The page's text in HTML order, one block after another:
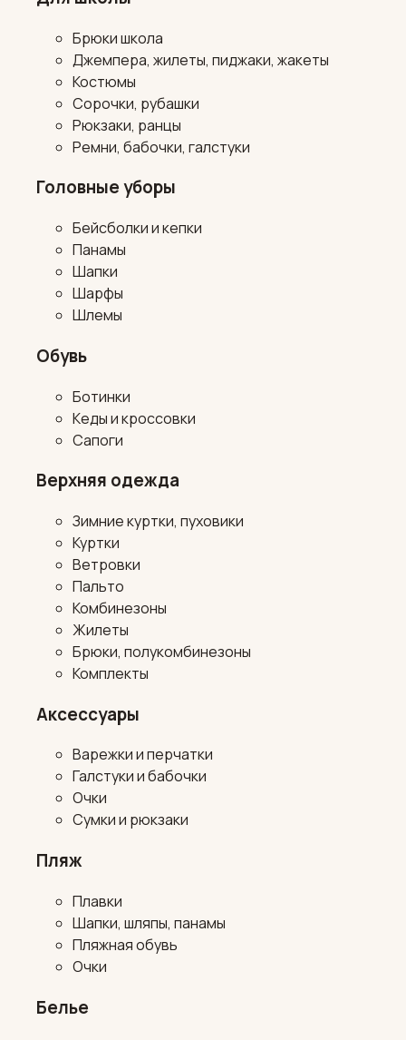
Брюки школа
Джемпера, жилеты, пиджаки, жакеты
Костюмы
Сорочки, рубашки
Рюкзаки, ранцы
Ремни, бабочки, галстуки
Головные уборы
Бейсболки и кепки
Панамы
Шапки
Шарфы
Шлемы
Обувь
Ботинки
Кеды и кроссовки
Сапоги
Верхняя одежда
Зимние куртки, пуховики
Куртки
Ветровки
Пальто
Комбинезоны
Жилеты
Брюки, полукомбинезоны
Комплекты
Аксессуары
Варежки и перчатки
Галстуки и бабочки
Очки
Сумки и рюкзаки
Пляж
Плавки
Шапки, шляпы, панамы
Пляжная обувь
Очки
Белье